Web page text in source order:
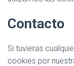
Contacto
Si tuvieras
cookies por